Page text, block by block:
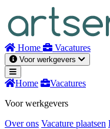
inhoud
Home Vacatures
Voor werkgevers
Home
Vacatures
Voor werkgevers
Over ons Vacature plaatsen